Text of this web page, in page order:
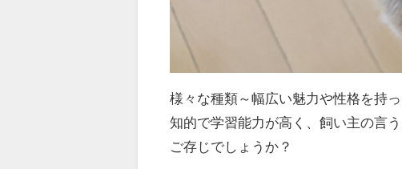
様々な種類～幅広い魅力や性格を持
知的で学習能力が高く、飼い主の言
ご存じでしょうか？